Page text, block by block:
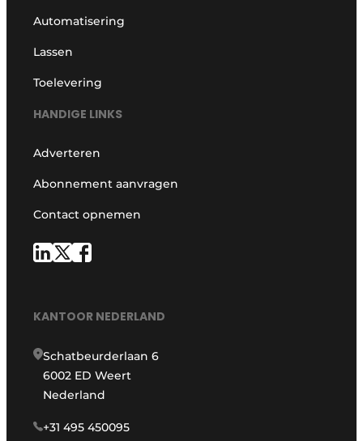
Automatisering
Lassen
Toelevering
HANDIGE LINKS
Adverteren
Abonnement aanvragen
Contact opnemen
KANTOOR NEDERLAND
Schatbeurderlaan 6
6002 ED Weert
Nederland
+31 495 450095